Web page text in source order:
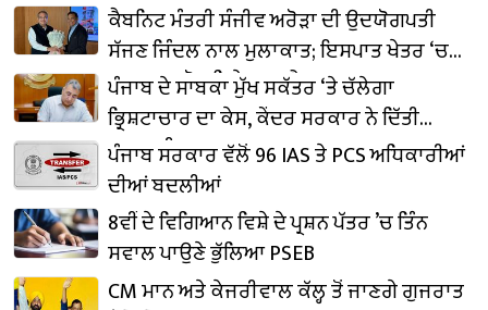
ਕੈਬਨਿਟ ਮੰਤਰੀ ਸੰਜੀਵ ਅਰੋੜਾ ਦੀ ਉਦਯੋਗਪਤੀ
ਸੱਜਣ ਜਿੰਦਲ ਨਾਲ ਮੁਲਾਕਾਤ; ਇਸਪਾਤ ਖੇਤਰ ‘ਚ
₹1,500 ਕਰੋੜ ਨਿਵੇਸ਼ ਦਾ ਐਲਾਨ
ਪੰਜਾਬ ਦੇ ਸਾਬਕਾ ਮੁੱਖ ਸਕੱਤਰ ‘ਤੇ ਚੱਲੇਗਾ
ਭ੍ਰਿਸ਼ਟਾਚਾਰ ਦਾ ਕੇਸ, ਕੇਂਦਰ ਸਰਕਾਰ ਨੇ ਦਿੱਤੀ
ਪ੍ਰਵਾਨਗੀ
ਪੰਜਾਬ ਸਰਕਾਰ ਵੱਲੋਂ 96 IAS ਤੇ PCS ਅਧਿਕਾਰੀਆਂ
ਦੀਆਂ ਬਦਲੀਆਂ
8ਵੀਂ ਦੇ ਵਿਗਿਆਨ ਵਿਸ਼ੇ ਦੇ ਪ੍ਰਸ਼ਨ ਪੱਤਰ ’ਚ ਤਿੰਨ
ਸਵਾਲ ਪਾਉਣੇ ਭੁੱਲਿਆ PSEB
CM ਮਾਨ ਅਤੇ ਕੇਜਰੀਵਾਲ ਕੱਲ੍ਹ ਤੋਂ ਜਾਣਗੇ ਗੁਜਰਾਤ